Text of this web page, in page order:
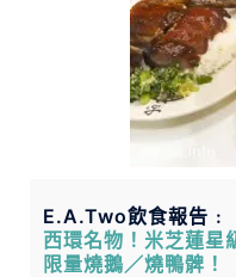
E.A.Two飲食報告﹕
西環名物！米芝蓮星
限量燒鵝／燒鴨髀！